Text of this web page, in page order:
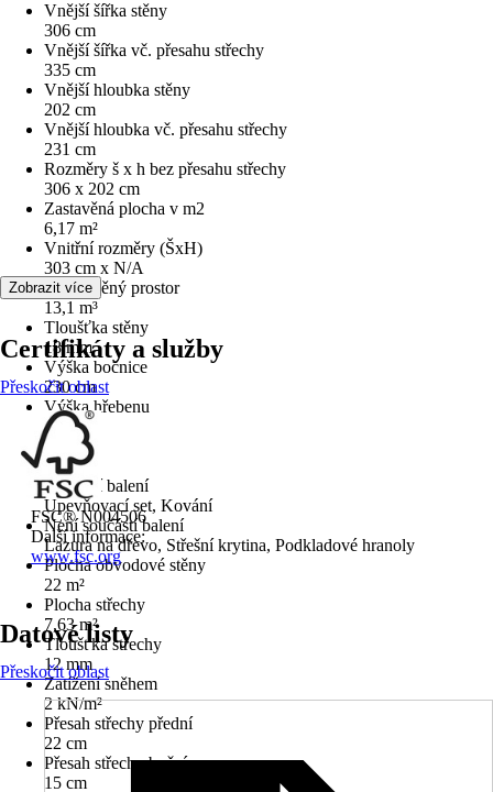
Vnější šířka stěny
306 cm
Vnější šířka vč. přesahu střechy
335 cm
Vnější hloubka stěny
202 cm
Vnější hloubka vč. přesahu střechy
231 cm
Rozměry š x h bez přesahu střechy
306 x 202 cm
Zastavěná plocha v m2
6,17 m²
Vnitřní rozměry (ŠxH)
303 cm x N/A
Obestavěný prostor
13,1 m³
Tloušťka stěny
18 mm
Výška bočnice
230 cm
Výška hřebenu
233 cm
Podlaha
Ne
Součástí balení
Upevňovací set, Kování
Není součástí balení
Lazura na dřevo, Střešní krytina, Podkladové hranoly
Plocha obvodové stěny
22 m²
Plocha střechy
7,63 m²
Tloušťka střechy
12 mm
Zatížení sněhem
2 kN/m²
Přesah střechy přední
22 cm
Přesah střechy boční
15 cm
Zobrazit více
Certifikáty a služby
Přeskočit oblast
FSC® N004506
Další informace:
www.fsc.org
Datové listy
Přeskočit oblast